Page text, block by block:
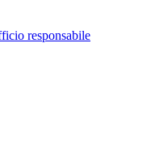
responsabile